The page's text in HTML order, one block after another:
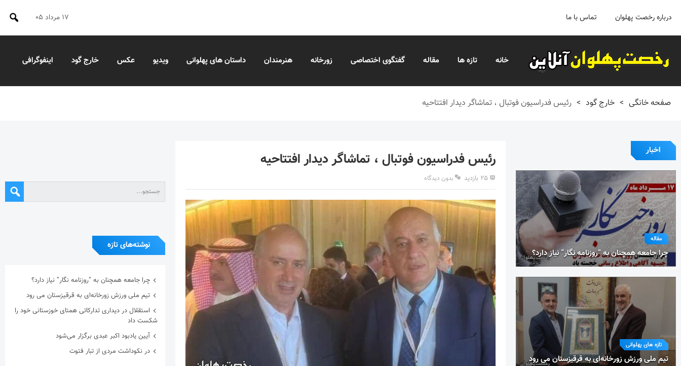
درباره رخصت پهلوان تماس با ما ۱۷ مرداد ۰۵
خانه تازه ها مقاله گفتگوی اختصاصی زورخانه هنرمندان داستان های پهلوانی ویدیو عکس خارج گود اینفوگرافی
صفحه خانگی > خارج گود > رئیس فدراسیون فوتبال ، تماشاگر دیدار افتتاحیه
اخبار
مقاله
چرا جامعه همچنان به “روزنامه نگار” نیاز دارد؟
تازه های پهلوانی
تیم ملی ورزش زورخانه‌ای به قرقیزستان می رود
رئیس فدراسیون فوتبال ، تماشاگر دیدار افتتاحیه
۲۵ بازدید بدون دیدگاه
نوشته‌های تازه
چرا جامعه همچنان به “روزنامه نگار” نیاز دارد؟
تیم ملی ورزش زورخانه‌ای به قرقیزستان می رود
استقلال در دیداری تدارکاتی همتای خوزستانی خود را
شکست داد
آیین یادبود اکبر عبدی برگزار می‌شود
در نکوداشت مردی از تبار فتوت